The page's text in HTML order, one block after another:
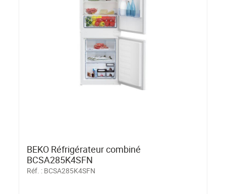
BEKO Réfrigérateur combiné
BCSA285K4SFN
Réf. : BCSA285K4SFN